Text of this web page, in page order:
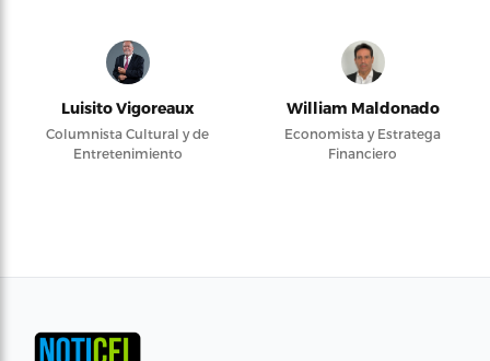
Luisito Vigoreaux
Columnista Cultural y de
Entretenimiento
William Maldonado
Economista y Estratega
Financiero